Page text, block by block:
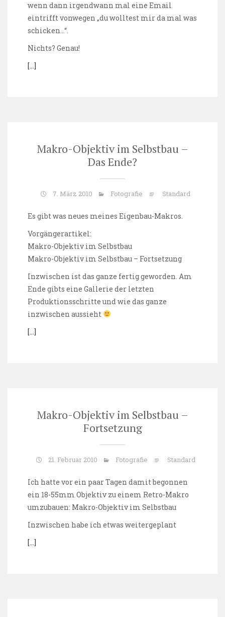
wenn dann irgendwann mal eine Email
eintrifft vonwegen „du wolltest mir da mal was
schicken…“.
Nichts? Genau!
[…]
Makro-Objektiv im Selbstbau –
Das Ende?
7. März 2010 Fotografie Standard
Es gibt was neues meines Eigenbau-Makros.
Vorgängerartikel:
Makro-Objektiv im Selbstbau
Makro-Objektiv im Selbstbau – Fortsetzung
Inzwischen ist das ganze fertig geworden. Am
Ende gibts eine Gallerie der letzten
Produktionsschritte und wie das ganze
inzwischen aussieht
[…]
Makro-Objektiv im Selbstbau –
Fortsetzung
21. Februar 2010 Fotografie Standard
Ich hatte vor ein paar Tagen damit begonnen
ein 18-55mm Objektiv zu einem Retro-Makro
umzubauen: Makro-Objektiv im Selbstbau
Inzwischen habe ich etwas weitergeplant
[…]